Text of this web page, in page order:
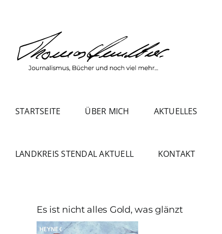
springen
STARTSEITE ÜBER MICH AKTUELLES
LANDKREIS STENDAL AKTUELL KONTAKT
Es ist nicht alles Gold, was glänzt